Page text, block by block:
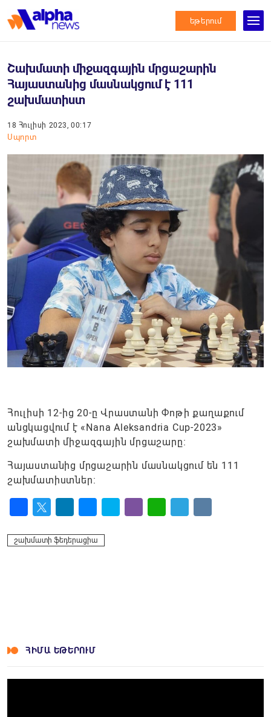
եթերում
Շախմատի միջազգային մրցաշարին
Հայաստանից մասնակցում է 111
շախմատիստ
18 Հուլիսի 2023, 00:17
Սպորտ
Հուլիսի 12-ից 20-ը Վրաստանի Փոթի քաղաքում
անցկացվում է «Nana Aleksandria Cup-2023»
շախմատի միջազգային մրցաշարը։
Հայաստանից մրցաշարին մասնակցում են 111
շախմատիստներ:
շախմատի ֆեդերացիա
ՀԻՄԱ ԵԹԵՐՈՒՄ